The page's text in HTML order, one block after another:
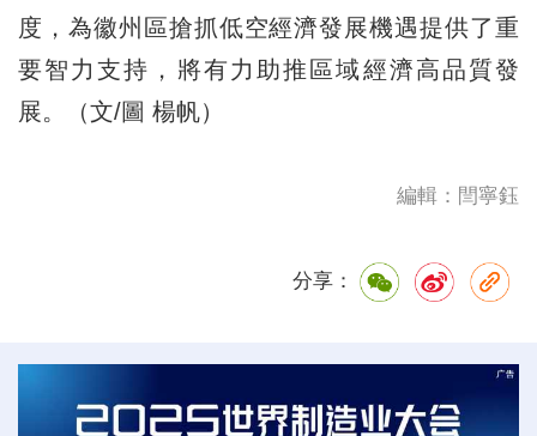
度，為徽州區搶抓低空經濟發展機遇提供了重
要智力支持，將有力助推區域經濟高品質發
展。（文/圖 楊帆）
編輯：閆寧鈺
分享：